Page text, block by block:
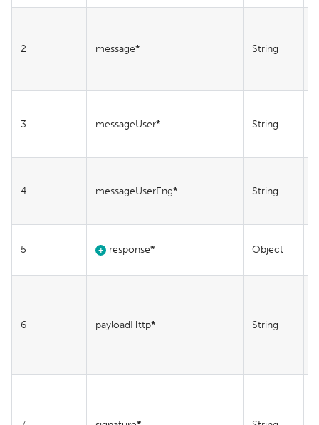
2 message* String
3 messageUser* String
4 messageUserEng* String
5 + response* Object
6 payloadHttp* String